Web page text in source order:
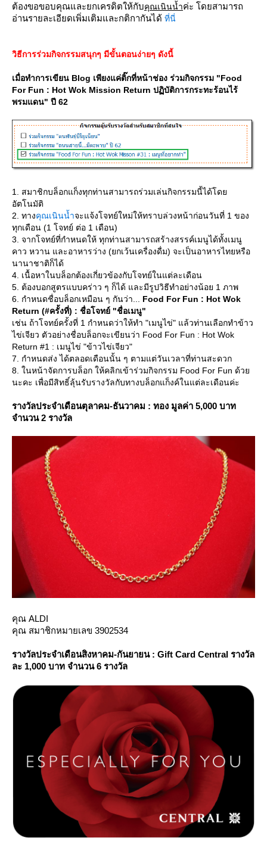
ต้องขอขอบคุณและยกเครดิตให้กับคุณเนินน้ำค่ะ โดยสามารถ
อ่านรายละเอียดเพิ่มเติมและกติกากันได้ ที่นี่
วิธีการร่วมกิจกรรมสนุกๆ มีขั้นตอนง่ายๆ ดังนี้
เมื่อทำการเขียน Blog เพียงแค่ติ๊กที่หน้าช่อง ร่วมกิจกรรม "Food
For Fun : Hot Wok Mission Return ปฏิบัติการกระทะร้อนไร้
พรมแดน" ปี 62
1. สมาชิกบล็อกแก็งทุกท่านสามารถร่วมเล่นกิจกรรมนี้ได้โด
อัตโนมัติ
2. ทางคุณเนินน้ำจะแจ้งโจทย์ใหม่ให้ทราบล่วงหน้าก่อนวันที่ 1 ของ
ทุกเดือน (1 โจทย์ ต่อ 1 เดือน)
3. จากโจทย์ที่กำหนดให้ ทุกท่านสามารถสร้างสรรค์เมนูได้ทั้งเมนู
คาว หวาน และอาหารว่าง (ยกเว้นเครื่องดื่ม) จะเป็นอาหารไทยหรือ
นานาชาติก็ได้
4. เนื้อหาในบล็อกต้องเกี่ยวข้องกับโจทย์ในแต่ละเดือน
5. ต้องบอกสูตรแบบคร่าว ๆ ก็ได้ และมีรูปวิธีทำอย่างน้อย 1 ภาพ
6. กำหนดชื่อบล็อกเหมือน ๆ กันว่า... Food For Fun : Hot Wok
Return (#ครั้งที่) : ชื่อโจทย์ "ชื่อเมนู"
เช่น ถ้าโจทย์ครั้งที่ 1 กำหนดว่าให้ทำ "เมนูไข่" แล้วท่านเลือกทำข้าว
ไข่เจียว ตัวอย่างชื่อบล็อกจะเขียนว่า Food For Fun : Hot Wok
Return #1 : เมนูไข่ "ข้าวไข่เจียว"
7. กำหนดส่ง ได้ตลอดเดือนนั้น ๆ ตามแต่วันเวลาที่ท่านสะดวก
8. ในหน้าจัดการบล็อก ให้คลิกเข้าร่วมกิจกรรม Food For Fun ด้ว
นะคะ เพื่อมีสิทธิ์ลุ้นรับรางวัลกับทางบล็อกแก็งค์ในแต่ละเดือนค่ะ
รางวัลประจำเดือนตุลาคม-ธันวาคม : ทอง มูลค่า 5,000 บาท
จำนวน 2 รางวัล
คุณ ALDI
คุณ สมาชิกหมายเลข 3902534
รางวัลประจำเดือนสิงหาคม-กันยายน : Gift Card Central รางวัล
ละ 1,000 บาท จำนวน 6 รางวัล